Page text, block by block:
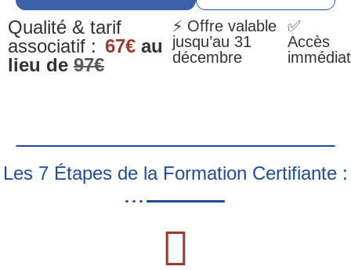
Qualité & tarif
associatif : 67€ au
lieu de 97€
⚡ Offre valable
jusqu’au 31
décembre
✅
Accès
immédiat
Les 7 Étapes de la Formation Certifiante :